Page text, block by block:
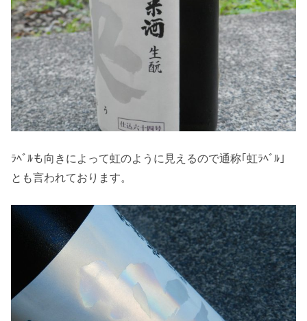
ﾗﾍﾞﾙも向きによって虹のように見えるので通称｢虹ﾗﾍﾞﾙ｣
とも言われております。